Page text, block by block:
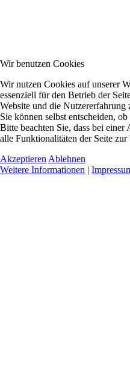
Wir benutzen Cookies
Wir nutzen Cookies auf unserer
essenziell für den Betrieb der
Website und die Nutzererfahrung
Sie können selbst entscheiden,
Bitte beachten Sie, dass bei
alle Funktionalitäten der Seite zur
Akzeptieren Ablehnen
Weitere Informationen |